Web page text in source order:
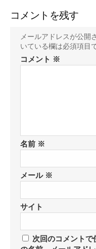
コメントを残す
メールアドレスが公開
いている欄は必須項目
コメント ※
名前 ※
メール ※
サイト
次回のコメントで